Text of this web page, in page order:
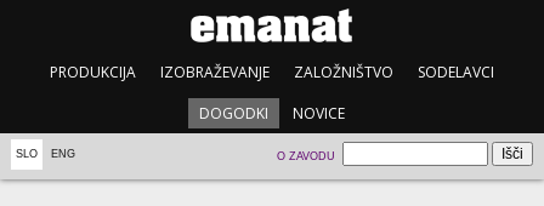
PRODUKCIJA IZOBRAŽEVANJE ZALOŽNIŠTVO SODELAVCI
DOGODKI NOVICE
SLO ENG O ZAVODU